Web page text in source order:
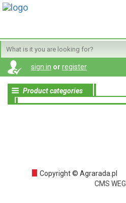
sign in or register
Product categories
Copyright © Agrarada.pl
CMS